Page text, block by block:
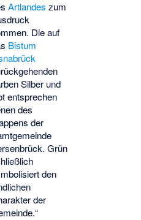
Artlandes zum
Die auf
Bistum
Silber und
entsprechen
des
der
Grün
den
der